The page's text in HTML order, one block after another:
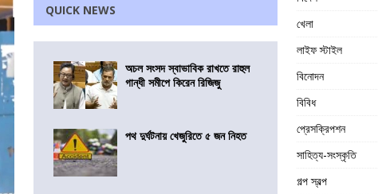
QUICK NEWS
অচল সংসদ স্বাভাবিক রাখতে রাহুল
গান্ধী সমীপে কিরেন রিজিজু
পথ দুর্ঘটনায় খেজুরিতে ৫ জন নিহত
খেলা
লাইফ স্টাইল
বিনোদন
বিবিধ
প্রেসক্রিপশন
সাহিত্য-সংস্কৃতি
গল্প স্বল্প